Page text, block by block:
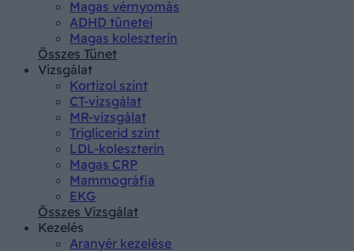
Magas vérnyomás
ADHD tünetei
Magas koleszterin
Összes Tünet
Vizsgálat
Kortizol szint
CT-vizsgálat
MR-vizsgálat
Triglicerid szint
LDL-koleszterin
Magas CRP
Mammográfia
EKG
Összes Vizsgálat
Kezelés
Aranyér kezelése